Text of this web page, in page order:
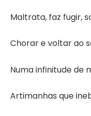
Maltrata, faz fugir,
Chorar e voltar ao
Numa infinitude de
Artimanhas que